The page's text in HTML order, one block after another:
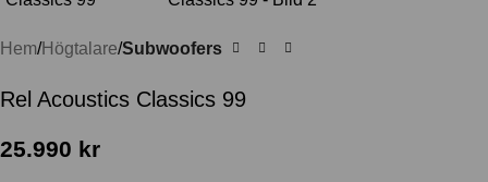
Hem Högtalare Subwoofers
Rel Acoustics Classics 99
25.990 kr